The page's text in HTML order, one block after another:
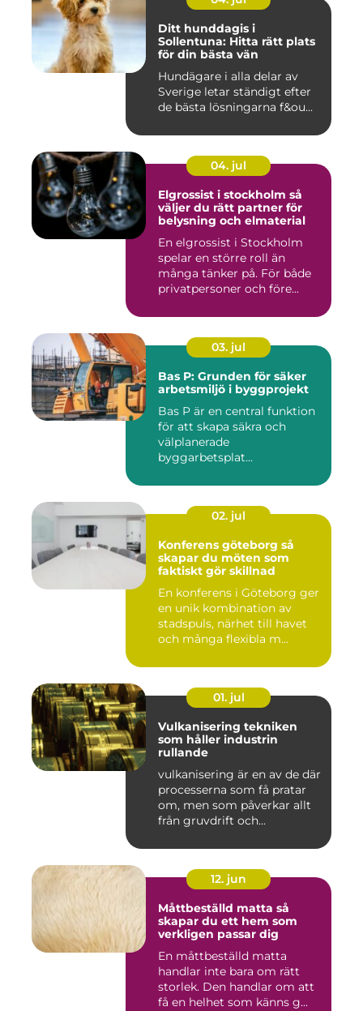
Ditt hunddagis i
Sollentuna: Hitta rätt plats
för din bästa vän
Hundägare i alla delar av
Sverige letar ständigt efter
de bästa lösningarna f&ou...
04. jul
Elgrossist i stockholm så
väljer du rätt partner för
belysning och elmaterial
En elgrossist i Stockholm
spelar en större roll än
många tänker på. För både
privatpersoner och före...
03. jul
Bas P: Grunden för säker
arbetsmiljö i byggprojekt
Bas P är en central funktion
för att skapa säkra och
välplanerade
byggarbetsplat...
02. jul
Konferens göteborg så
skapar du möten som
faktiskt gör skillnad
En konferens i Göteborg ger
en unik kombination av
stadspuls, närhet till havet
och många flexibla m...
01. jul
Vulkanisering tekniken
som håller industrin
rullande
vulkanisering är en av de där
processerna som få pratar
om, men som påverkar allt
från gruvdrift och...
12. jun
Måttbeställd matta så
skapar du ett hem som
verkligen passar dig
En måttbeställd matta
handlar inte bara om rätt
storlek. Den handlar om att
få en helhet som känns g...